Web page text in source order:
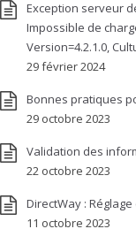
Exception serveur
Impossible de
Version=4.2.1.0,
29 février 2024
Bonnes pratiques
29 octobre 2023
Validation des
22 octobre 2023
DirectWay :
11 octobre 2023